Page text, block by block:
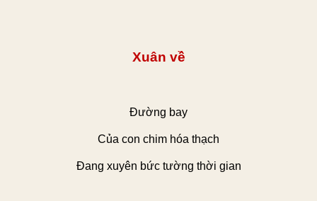
Xuân về
Đường bay
Của con chim hóa thạch
Đang xuyên bức tường thời gian